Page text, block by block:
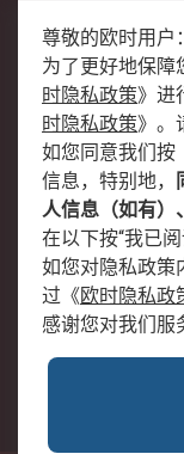
关于欧时
欧时销售条款
企业集团
关于我们
加入我们
沪
尊敬的欧时用户：
为了更好地保障
时隐私政策》 进
时隐私政策》 。
如您同意我们按
信息，特别地，
人信息（如有）
在以下按“我已阅
如您对隐私政策
过 《欧时隐私政
感谢您对我们服